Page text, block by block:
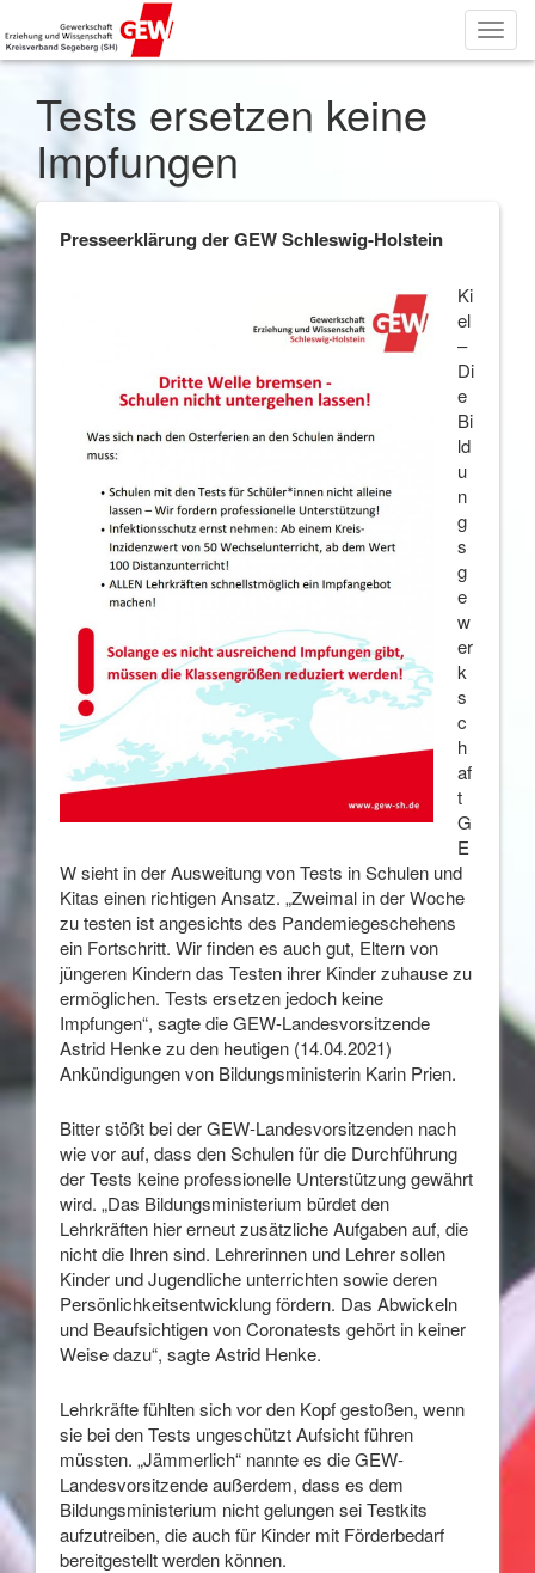
Tests ersetzen keine
Impfungen
Presseerklärung der GEW Schleswig-Holstein
Ki
el
–
Di
e
Bi
ld
u
n
g
s
g
e
w
er
k
s
c
h
af
t
G
E
W sieht in der Ausweitung von Tests in Schulen und
Kitas einen richtigen Ansatz. „Zweimal in der Woche
zu testen ist angesichts des Pandemiegeschehens
ein Fortschritt. Wir finden es auch gut, Eltern von
jüngeren Kindern das Testen ihrer Kinder zuhause zu
ermöglichen. Tests ersetzen jedoch keine
Impfungen“, sagte die GEW-Landesvorsitzende
Astrid Henke zu den heutigen (14.04.2021)
Ankündigungen von Bildungsministerin Karin Prien.
Bitter stößt bei der GEW-Landesvorsitzenden nach
wie vor auf, dass den Schulen für die Durchführung
der Tests keine professionelle Unterstützung gewährt
wird. „Das Bildungsministerium bürdet den
Lehrkräften hier erneut zusätzliche Aufgaben auf, die
nicht die Ihren sind. Lehrerinnen und Lehrer sollen
Kinder und Jugendliche unterrichten sowie deren
Persönlichkeitsentwicklung fördern. Das Abwickeln
und Beaufsichtigen von Coronatests gehört in keiner
Weise dazu“, sagte Astrid Henke.
Lehrkräfte fühlten sich vor den Kopf gestoßen, wenn
sie bei den Tests ungeschützt Aufsicht führen
müssten. „Jämmerlich“ nannte es die GEW-
Landesvorsitzende außerdem, dass es dem
Bildungsministerium nicht gelungen sei Testkits
aufzutreiben, die auch für Kinder mit Förderbedarf
bereitgestellt werden können.